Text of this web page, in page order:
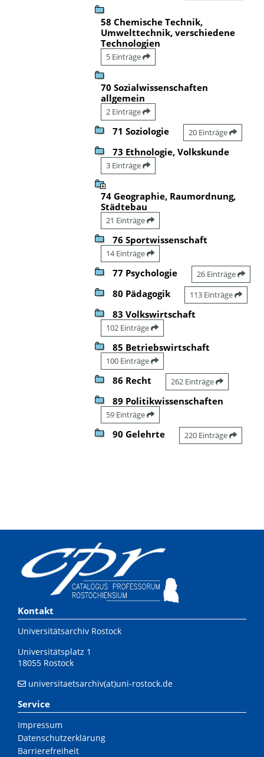
58 Chemische Technik,
Umwelttechnik, verschiedene
Technologien
5 Einträge
70 Sozialwissenschaften
allgemein
2 Einträge
71 Soziologie 20 Einträge
73 Ethnologie, Volkskunde
3 Einträge
74 Geographie, Raumordnung,
Städtebau
21 Einträge
76 Sportwissenschaft
14 Einträge
77 Psychologie 26 Einträge
80 Pädagogik 113 Einträge
83 Volkswirtschaft
102 Einträge
85 Betriebswirtschaft
100 Einträge
86 Recht 262 Einträge
89 Politikwissenschaften
59 Einträge
90 Gelehrte 220 Einträge
Kontakt
Universitätsarchiv Rostock
Universitätsplatz 1
18055 Rostock
universitaetsarchiv(at)uni-rostock.de
Service
Impressum
Datenschutzerklärung
Barrierefreiheit